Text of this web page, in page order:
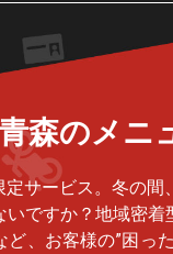
森のメニ
サービス。冬の間
いですか？地域密着
、お客様の”困っ